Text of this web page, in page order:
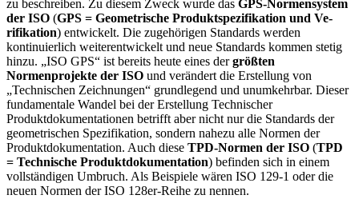
zu beschreiben. Zu diesem Zweck wurde das GPS-Normensystem
der ISO (GPS = Geometrische Produktspezifikation und Ve­
rifikation) entwickelt. Die zugehörigen Standards wer­den
kontinuierlich weiterentwickelt und neue Stan­dards kommen stetig
hinzu. „ISO GPS“ ist bereits heute eines dergrößten
Normenprojekte der ISO und verän­dert die Erstellung von
„Technischen Zeichnungen“ grundlegend und unumkehrbar. Dieser
fundamentale Wandel bei der Erstellung Techni­scher
Produktdokumentationen betrifft aber nicht nur die Standards der
geometrischen Spezifikation, son­dern nahezu alle Normen der
Produktdokumenta­tion. Auch diese TPD-Normen der ISO (TPD
= Techni­sche Produktdokumentation) befinden sich in einem
voll­ständigen Umbruch. Als Beispiele wären ISO 129-1 o­der die
neuen Normen der ISO 128er-Reihe zu nen­nen.